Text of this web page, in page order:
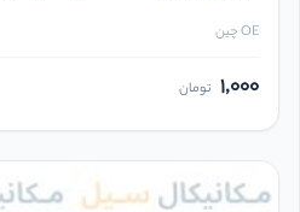
OE چین
1,000 تومان